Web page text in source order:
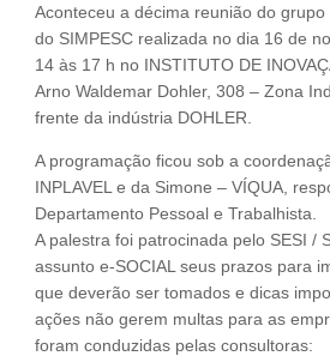
Aconteceu a décima reunião do
do SIMPESC realizada no dia 16 de
14 às 17 h no INSTITUTO DE
Arno Waldemar Dohler, 308 – Zona
frente da indústria DOHLER.
A programação ficou sob a
INPLAVEL e da Simone – VÍQUA,
Departamento Pessoal e Trabalhista.
A palestra foi patrocinada pelo SESI /
assunto e-SOCIAL seus prazos para
que deverão ser tomados e dicas
ações não gerem multas para as
foram conduzidas pelas consultoras: